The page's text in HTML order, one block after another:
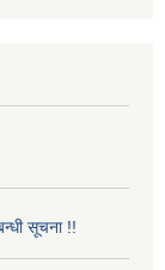
सूचना !!